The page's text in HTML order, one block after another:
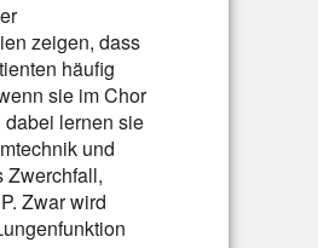
zeigen, dass
häufig
sie im Chor
lernen sie
und
Zwerchfall,
Zwar wird